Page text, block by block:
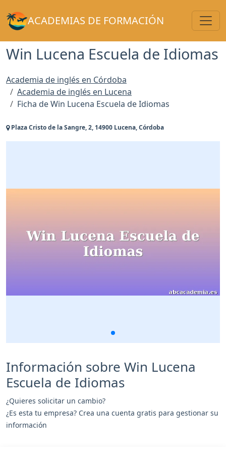
ACADEMIAS DE FORMACIÓN
Win Lucena Escuela de Idiomas
Academia de inglés en Córdoba
Academia de inglés en Lucena
Ficha de Win Lucena Escuela de Idiomas
Plaza Cristo de la Sangre, 2, 14900 Lucena, Córdoba
Información sobre Win Lucena
Escuela de Idiomas
¿Quieres solicitar un cambio?
¿Es esta tu empresa? Crea una cuenta gratis para gestionar su
información